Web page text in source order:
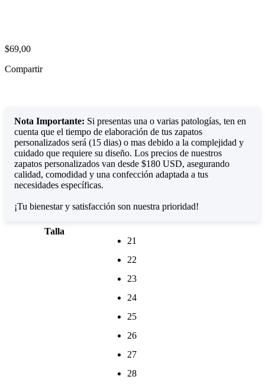
$69,00
Compartir
Nota Importante: Si presentas una o varias patologías, ten en
cuenta que el tiempo de elaboración de tus zapatos
personalizados será (15 dias) o mas debido a la complejidad y
cuidado que requiere su diseño. Los precios de nuestros
zapatos personalizados van desde $180 USD, asegurando
calidad, comodidad y una confección adaptada a tus
necesidades específicas.
¡Tu bienestar y satisfacción son nuestra prioridad!
Talla
21
22
23
24
25
26
27
28